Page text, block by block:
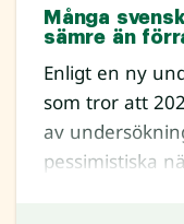
Många
sämre än
Enligt en ny
som tror att
av
pessimistiska